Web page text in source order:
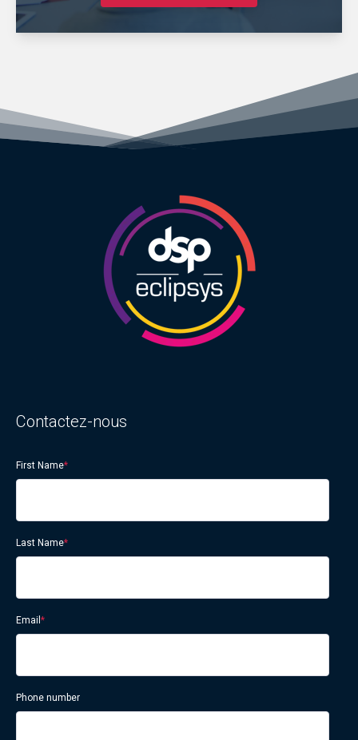
Contactez-nous
First Name*
Last Name*
Email *
Phone number